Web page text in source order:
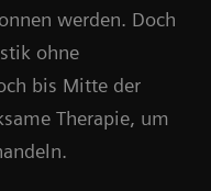
werden. Doch
ohne
bis Mitte der
Therapie, um